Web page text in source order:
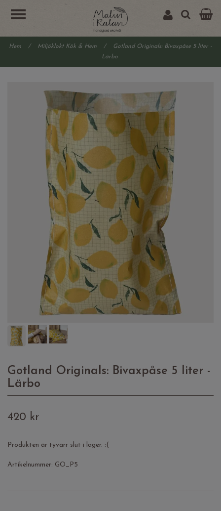
Hem / Miljöklokt Kök & Hem /
Gotland Originals: Bivaxpåse 5 liter -
Lärbo
Gotland Originals: Bivaxpåse 5 liter -
Lärbo
420 kr
Produkten är tyvärr slut i lager. :(
Artikelnummer: GO_P5